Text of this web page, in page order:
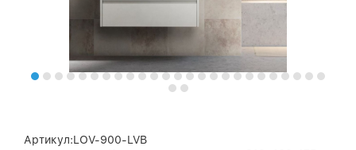
Артикул:LOV-900-LVB